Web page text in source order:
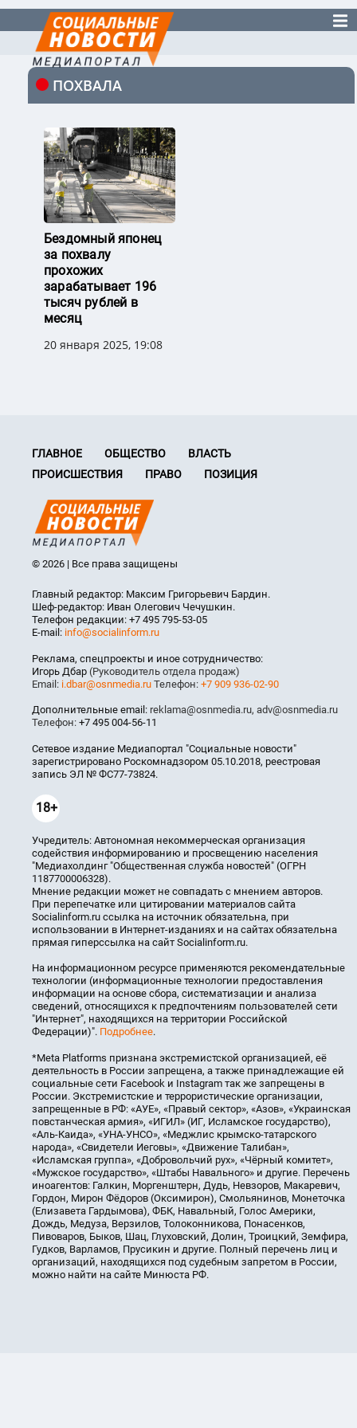
ПОХВАЛА
Бездомный японец
за похвалу
прохожих
зарабатывает 196
тысяч рублей в
месяц
20 января 2025, 19:08
ГЛАВНОЕ ОБЩЕСТВО
ВЛАСТЬ
ПРОИСШЕСТВИЯ
ПРАВО ПОЗИЦИЯ
© 2026 | Все права защищены
Главный редактор: Максим Григорьевич Бардин.
Шеф-редактор: Иван Олегович Чечушкин.
Телефон редакции: +7 495 795-53-05
E-mail: info@socialinform.ru
Реклама, спецпроекты и иное сотрудничество:
Игорь Дбар (Руководитель отдела продаж)
Email: i.dbar@osnmedia.ru Телефон: +7 909 936-02-90
Дополнительные email: reklama@osnmedia.ru, adv@osnmedia.ru
Телефон: +7 495 004-56-11
Сетевое издание Медиапортал "Социальные новости"
зарегистрировано Роскомнадзором 05.10.2018, реестровая
запись ЭЛ № ФС77-73824.
18+
Учредитель: Автономная некоммерческая организация
содействия информированию и просвещению населения
"Медиахолдинг "Общественная служба новостей" (ОГРН
1187700006328).
Мнение редакции может не совпадать с мнением авторов.
При перепечатке или цитировании материалов сайта
Socialinform.ru ссылка на источник обязательна, при
использовании в Интернет-изданиях и на сайтах обязательна
прямая гиперссылка на сайт Socialinform.ru.
На информационном ресурсе применяются рекомендательные
технологии (информационные технологии предоставления
информации на основе сбора, систематизации и анализа
сведений, относящихся к предпочтениям пользователей сети
"Интернет", находящихся на территории Российской
Федерации)". Подробнее.
*Meta Platforms признана экстремистской организацией, её
деятельность в России запрещена, а также принадлежащие ей
социальные сети Facebook и Instagram так же запрещены в
России. Экстремистские и террористические организации,
запрещенные в РФ: «АУЕ», «Правый сектор», «Азов», «Украинская
повстанческая армия», «ИГИЛ» (ИГ, Исламское государство),
«Аль-Каида», «УНА-УНСО», «Меджлис крымско-татарского
народа», «Свидетели Иеговы», «Движение Талибан»,
«Исламская группа», «Добровольчий рух», «Чёрный комитет»,
«Мужское государство», «Штабы Навального» и другие. Перечень
иноагентов: Галкин, Моргенштерн, Дудь, Невзоров, Макаревич,
Гордон, Мирон Фёдоров (Оксимирон), Смольянинов, Монеточка
(Елизавета Гардымова), ФБК, Навальный, Голос Америки,
Дождь, Медуза, Верзилов, Толоконникова, Понасенков,
Пивоваров, Быков, Шац, Глуховский, Долин, Троицкий, Земфира,
Гудков, Варламов, Прусикин и другие. Полный перечень лиц и
организаций, находящихся под судебным запретом в России,
можно найти на сайте Минюста РФ.